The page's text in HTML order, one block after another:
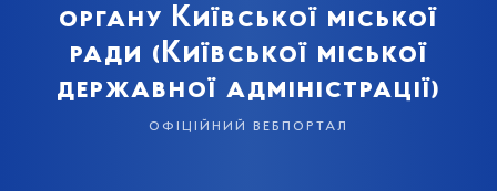
органу Київської міської
ради (Київської міської
державної адміністрації)
офіційний вебпортал